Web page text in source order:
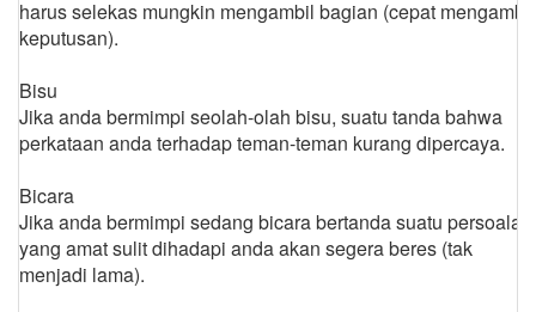
harus selekas mungkin mengambil bagian (cepat mengambil
keputusan).
Bisu
Jika anda bermimpi seolah-olah bisu, suatu tanda bahwa
perkataan anda terhadap teman-teman kurang dipercaya.
Bicara
Jika anda bermimpi sedang bicara bertanda suatu persoalan
yang amat sulit dihadapi anda akan segera beres (tak
menjadi lama).